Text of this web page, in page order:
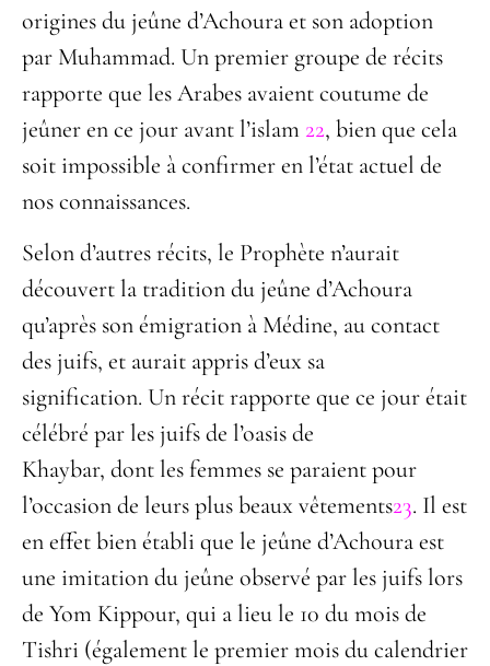
origines du jeûne d’Achoura et son adoption
par Muhammad. Un premier groupe de récits
rapporte que les Arabes avaient coutume de
jeûner en ce jour avant l’islam 22, bien que cela
soit impossible à confirmer en l’état actuel de
nos connaissances.
Selon d’autres récits, le Prophète n’aurait
découvert la tradition du jeûne d’Achoura
qu’après son émigration à Médine, au contact
des juifs, et aurait appris d’eux sa
signification. Un récit rapporte que ce jour était
célébré par les juifs de l’oasis de
Khaybar, dont les femmes se paraient pour
l’occasion de leurs plus beaux vêtements23. Il est
en effet bien établi que le jeûne d’Achoura est
une imitation du jeûne observé par les juifs lors
de Yom Kippour, qui a lieu le 10 du mois de
Tishri (également le premier mois du calendrier